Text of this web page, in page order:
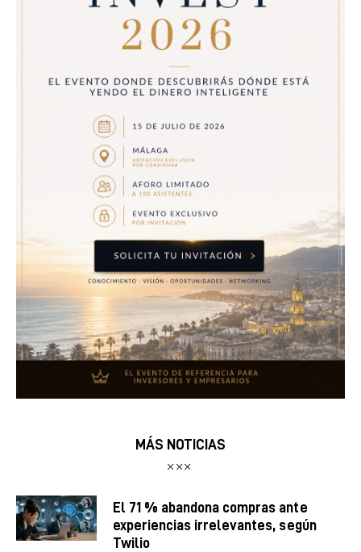
MÁS NOTICIAS
El 71 % abandona compras ante
experiencias irrelevantes, según
Twilio